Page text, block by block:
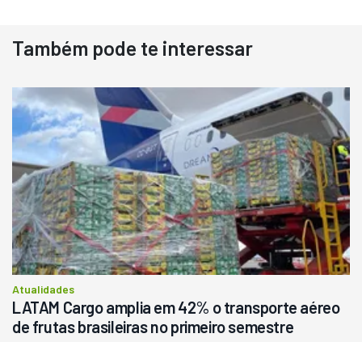
Destaque
Usado
Pá Carregadeira Cat 966
Ano 1987
Londrina
R$ 145.000
Consultar
Também pode te interessar
Atualidades
LATAM Cargo amplia em 42% o transporte aéreo
de frutas brasileiras no primeiro semestre